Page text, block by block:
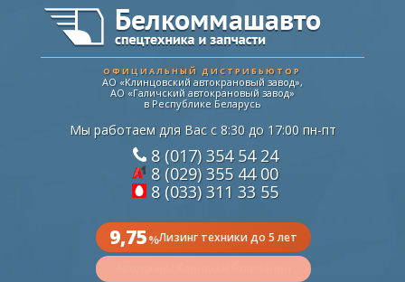
ОФИЦИАЛЬНЫЙ ДИСТРИБЬЮТОР
АО «Клинцовский автокрановый завод»,
АО «Галичский автокрановый завод»
в Республике Беларусь
Мы работаем для Вас с 8:30 до 17:00 пн-пт
8 (017) 354 54 24
8 (029) 355 44 00
8 (033) 311 33 55
9,75%Лизинг техники до 5 лет